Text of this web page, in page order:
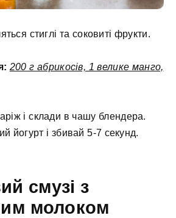
стиглі та соковиті фрукти.
200 г абрикосів, 1 велике манго,
і склади в чашу блендера.
йогурт і збивай 5-7 секунд.
смузі з
молоком